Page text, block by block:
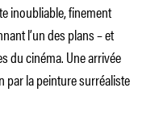
inoubliable, finement
l’un des plans – et
du cinéma. Une arrivée
par la peinture surréaliste